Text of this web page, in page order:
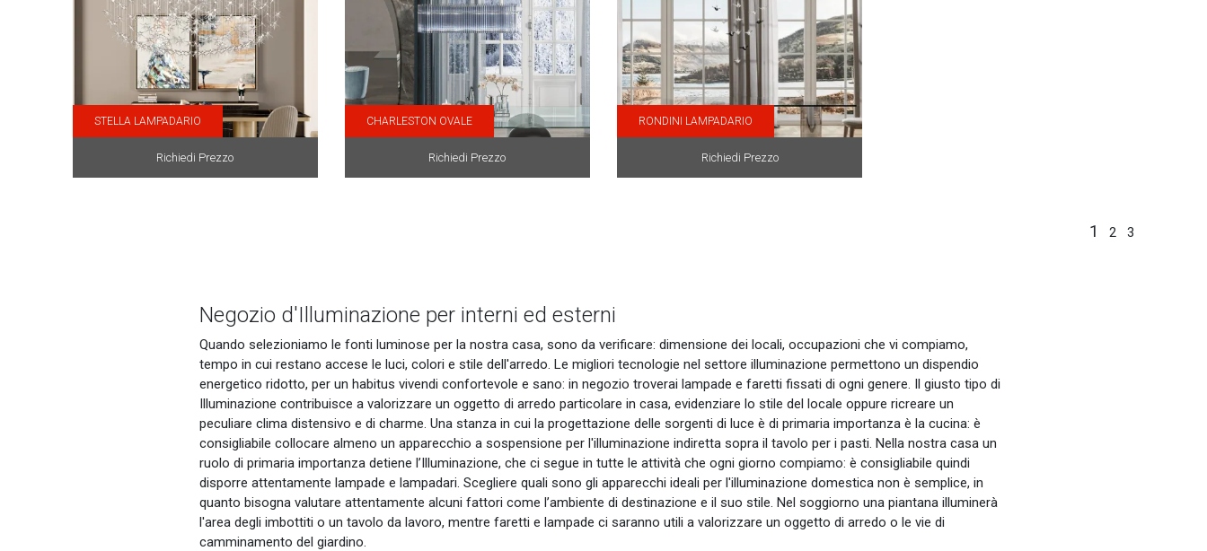
STELLA LAMPADARIO
Richiedi Prezzo
CHARLESTON OVALE
Richiedi Prezzo
RONDINI LAMPADARIO
Richiedi Prezzo
1 2 3
Negozio d'Illuminazione per interni ed esterni
Quando selezioniamo le fonti luminose per la nostra casa, sono da verificare: dimensione dei locali, occupazioni che vi compiamo,
tempo in cui restano accese le luci, colori e stile dell'arredo. Le migliori tecnologie nel settore illuminazione permettono un dispendio
energetico ridotto, per un habitus vivendi confortevole e sano: in negozio troverai lampade e faretti fissati di ogni genere. Il giusto tipo di
Illuminazione contribuisce a valorizzare un oggetto di arredo particolare in casa, evidenziare lo stile del locale oppure ricreare un
peculiare clima distensivo e di charme. Una stanza in cui la progettazione delle sorgenti di luce è di primaria importanza è la cucina: è
consigliabile collocare almeno un apparecchio a sospensione per l'illuminazione indiretta sopra il tavolo per i pasti. Nella nostra casa un
ruolo di primaria importanza detiene l’Illuminazione, che ci segue in tutte le attività che ogni giorno compiamo: è consigliabile quindi
disporre attentamente lampade e lampadari. Scegliere quali sono gli apparecchi ideali per l'illuminazione domestica non è semplice, in
quanto bisogna valutare attentamente alcuni fattori come l’ambiente di destinazione e il suo stile. Nel soggiorno una piantana illuminerà
l'area degli imbottiti o un tavolo da lavoro, mentre faretti e lampade ci saranno utili a valorizzare un oggetto di arredo o le vie di
camminamento del giardino.